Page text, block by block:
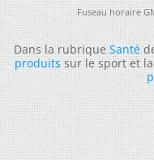
Fuseau horaire
Dans la rubriqueSanté
produitssur le sport et